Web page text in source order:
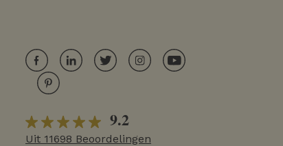
9.2
Uit 11698 Beoordelingen